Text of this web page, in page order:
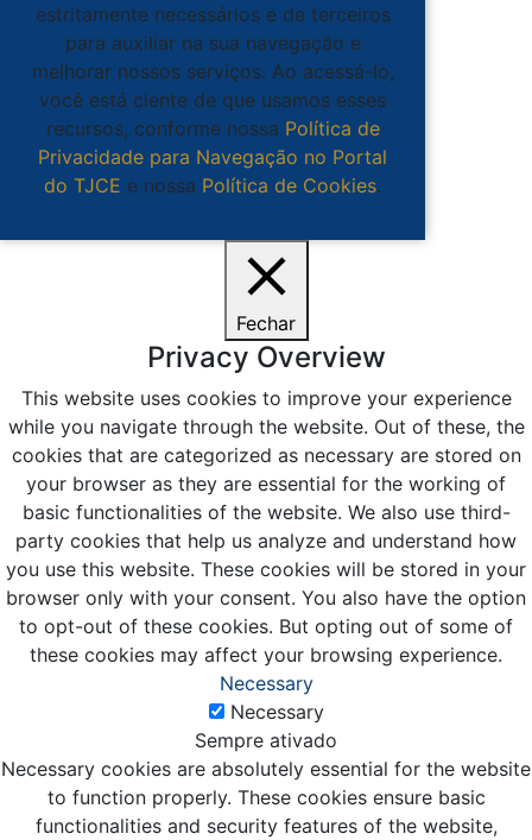
estritamente necessários e de terceiros
para auxiliar na sua navegação e
melhorar nossos serviços. Ao acessá-lo,
você está ciente de que usamos esses
recursos, conforme nossa Política de
Privacidade para Navegação no Portal
do TJCE e nossa Política de Cookies.
Fechar
Privacy Overview
This website uses cookies to improve your experience
while you navigate through the website. Out of these, the
cookies that are categorized as necessary are stored on
your browser as they are essential for the working of
basic functionalities of the website. We also use third-
party cookies that help us analyze and understand how
you use this website. These cookies will be stored in your
browser only with your consent. You also have the option
to opt-out of these cookies. But opting out of some of
these cookies may affect your browsing experience.
Necessary
Necessary
Sempre ativado
Necessary cookies are absolutely essential for the website
to function properly. These cookies ensure basic
functionalities and security features of the website,